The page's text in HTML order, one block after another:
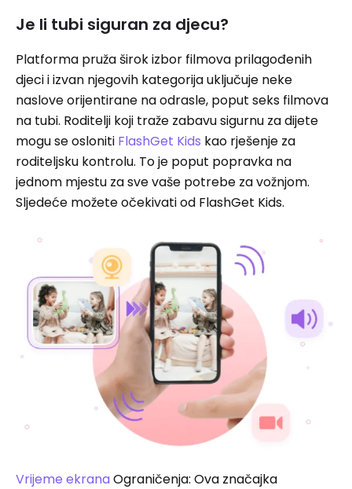
Je li tubi siguran za djecu?
Platforma pruža širok izbor filmova prilagođenih
djeci i izvan njegovih kategorija uključuje neke
naslove orijentirane na odrasle, poput seks filmova
na tubi. Roditelji koji traže zabavu sigurnu za dijete
mogu se osloniti FlashGet Kids kao rješenje za
roditeljsku kontrolu. To je poput popravka na
jednom mjestu za sve vaše potrebe za vožnjom.
Sljedeće možete očekivati ​​od FlashGet Kids.
Vrijeme ekrana Ograničenja: Ova značajka